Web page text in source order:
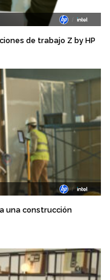
de trabajo Z by HP
una construcción